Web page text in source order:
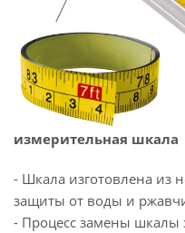
измерительная шкала
- Шкала изготовлена из
защиты от воды и
- Процесс замены шкалы